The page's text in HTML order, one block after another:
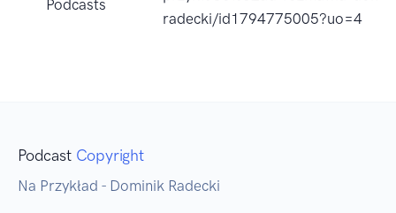
Podcasts
radecki/id1794775005?uo=4
Podcast Copyright
Na Przykład - Dominik Radecki